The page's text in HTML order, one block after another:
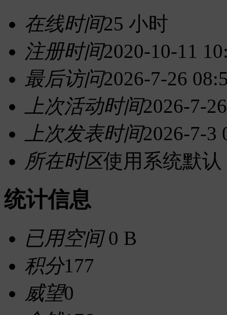
在线时间25 小时
注册时间2020-10-11
最后访问2026-7-26
上次活动时间2026-7-
上次发表时间2026-7-3
所在时区使用系统默认
统计信息
已用空间0 B
积分177
威望0